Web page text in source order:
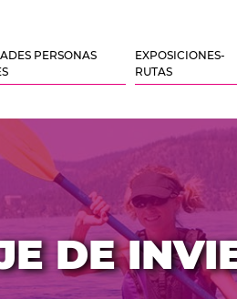
PERSONAS
EXPOSICIONES-
RUTAS
DE